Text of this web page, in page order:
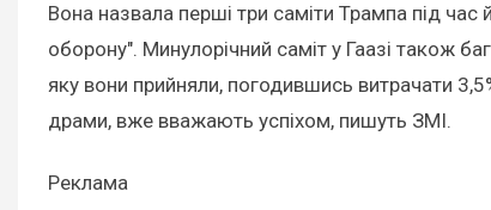
Вона назвала перші три саміти Трампа під
оборону". Минулорічний саміт у Гаазі також
яку вони прийняли, погодившись витрачати
драми, вже вважають успіхом, пишуть ЗМІ.
Реклама